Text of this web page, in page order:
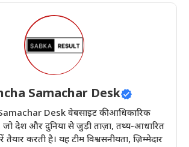
Samachar Desk
Desk वेबसाइट की आधिकारिक
जो देश और दुनिया से जुड़ी ताज़ा, तथ्य-आधारित
करती है। यह टीम विश्वसनीयता, ज़िम्मेदार